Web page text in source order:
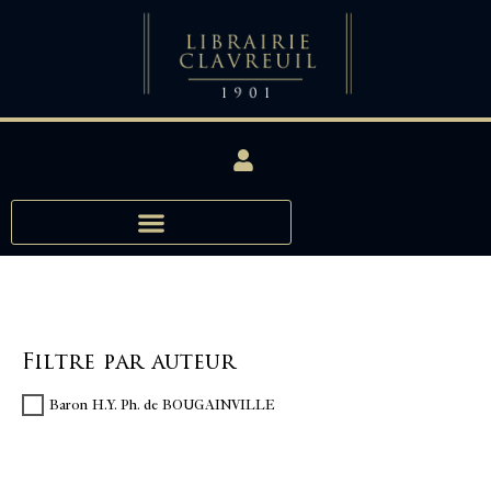
Filtre par auteur
Baron H.Y. Ph. de BOUGAINVILLE